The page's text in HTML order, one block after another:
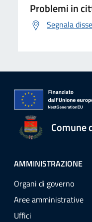
Problemi in
Segnala
Comune
AMMINISTRAZIONE
Organi di governo
Aree amministrative
Uffici